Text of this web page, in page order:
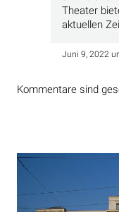
Theater
aktuellen
Juni 9, 2022
Kommentare sind